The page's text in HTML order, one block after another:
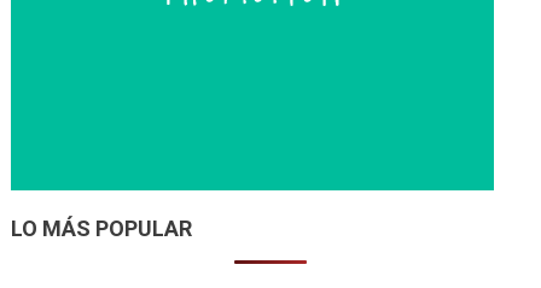
LO MÁS POPULAR